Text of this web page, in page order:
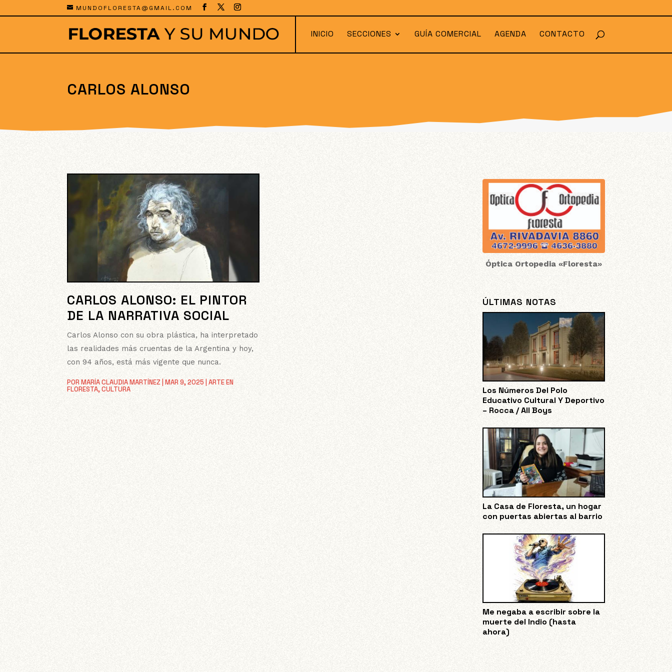
MUNDOFLORESTA@GMAIL.COM
INICIO SECCIONES GUÍA COMERCIAL AGENDA CONTACTO
CARLOS ALONSO
CARLOS ALONSO: EL PINTOR
DE LA NARRATIVA SOCIAL
PORMARÍA CLAUDIA MARTÍNEZ |MAR 9, 2025 |ARTE EN
FLORESTA,CULTURA
Carlos Alonso con su obra plástica, ha interpretado
las realidades más cruentas de la Argentina y hoy,
con 94 años, está más vigente que nunca.
Óptica Ortopedia «Floresta»
ÚLTIMAS NOTAS
Los Números Del Polo
Educativo Cultural Y Deportivo
– Rocca / All Boys
La Casa de Floresta, un hogar
con puertas abiertas al barrio
Me negaba a escribir sobre la
muerte del Indio (hasta
ahora)